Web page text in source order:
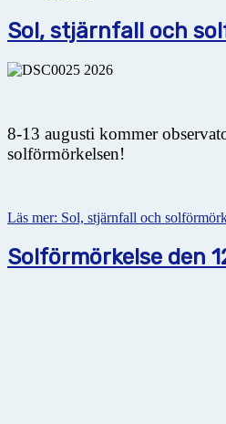
Sol, stjärnfall och
8-13 augusti kommer
solförmörkelsen!
Läs mer: Sol, stjärnfall och
Solförmörkelse den